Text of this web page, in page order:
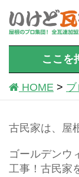
ここを
HOME
古民家は、屋
ゴールデンウ
工事！古民家